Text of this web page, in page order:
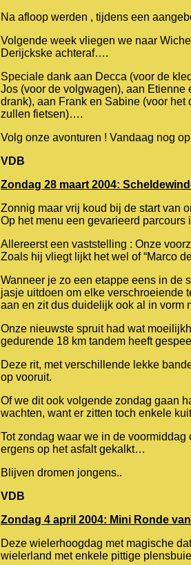
Na afloop werden , tijdens een
Volgende week vliegen we naar
Derijckske achteraf….
Speciale dank aan Decca (voor de
Jos (voor de volgwagen), aan
drank), aan Frank en Sabine (voor
zullen fietsen)….
Volg onze avonturen ! Vandaag nog
VDB
Zondag 28 maart 2004:
Zonnig maar vrij koud bij de start van
Op het menu een gevarieerd parcours
Allereerst een vaststelling : Onze
Zoals hij vliegt lijkt het wel of “Marco
Wanneer je zo een etappe eens in de
jasje uitdoen om elke verschroeiende
aan en zit dus duidelijk ook al in vorm
Onze nieuwste spruit had wat
gedurende 18 km tandem heeft
Deze rit, met verschillende lekke
op vooruit.
Of we dit ook volgende zondag gaan
wachten, want er zitten toch enkele
Tot zondag waar we in de
ergens op het asfalt gekalkt…
Blijven dromen jongens..
VDB
Zondag 4 april 2004: Mini Ronde
Deze wielerhoogdag met magische
wielerland met enkele pittige